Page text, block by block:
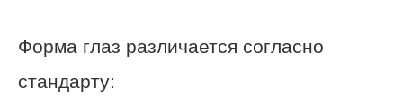
Форма глаз различается согласно
стандарту: